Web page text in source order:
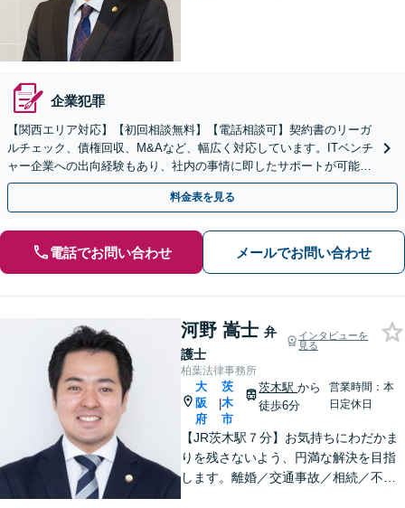
企業犯罪
【関西エリア対応】【初回相談無料】【電話相談可】契約書のリーガ
ルチェック、債権回収、M&Aなど、幅広く対応しています。ITベンチ
ャー企業への出向経験もあり、社内の事情に即したサポートが可能で
す。お気軽にご相談ください。【夜間・土日相談可】
料金表を見る
電話でお問い合わせ メールでお問い合わせ
河野 嵩士 弁
護士
インタビューを
見る
柏葉法律事務所
大
阪
府
|
茨
木
市
茨木駅から
徒歩6分
営業時間：本
日定休日
【JR茨木駅７分】お気持ちにわだかま
りを残さないよう、円満な解決を目指
します。離婚／交通事故／相続／不動